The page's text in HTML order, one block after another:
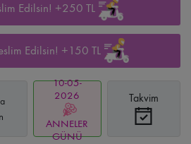
Edilsin! +250 TL
Edilsin! +150 TL
10-05-
2026
ANNELER
GÜNÜ
Takvim